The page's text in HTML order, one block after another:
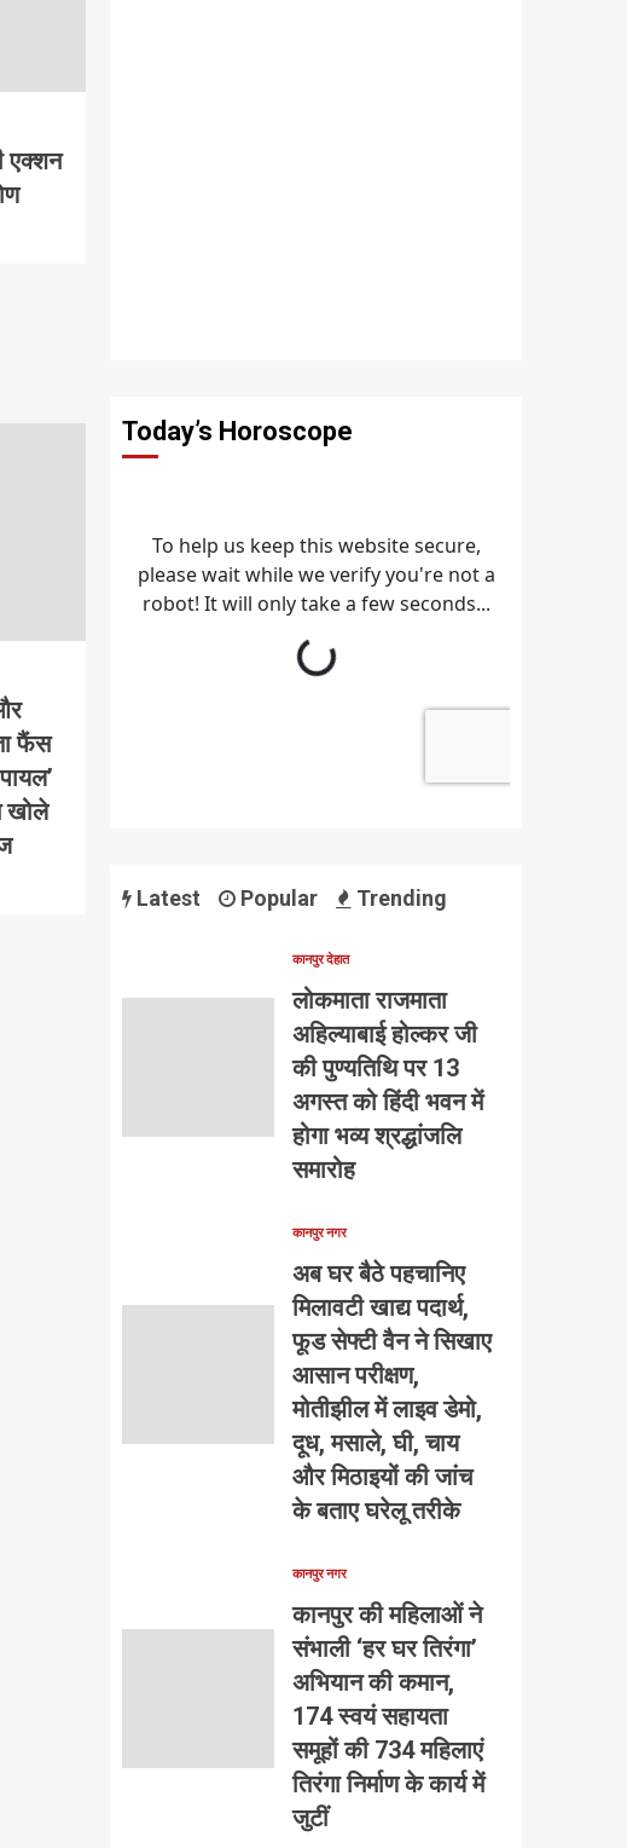
एक्शन
फैंस
खोले
Today’s Horoscope
Latest Popular Trending
कानपुर देहात
लोकमाता राजमाता
अहिल्याबाई होल्कर जी
की पुण्यतिथि पर 13
अगस्त को हिंदी भवन में
होगा भव्य श्रद्धांजलि
समारोह
कानपुर नगर
अब घर बैठे पहचानिए
मिलावटी खाद्य पदार्थ,
फूड सेफ्टी वैन ने सिखाए
आसान परीक्षण,
मोतीझील में लाइव डेमो,
दूध, मसाले, घी, चाय
और मिठाइयों की जांच
के बताए घरेलू तरीके
कानपुर नगर
कानपुर की महिलाओं ने
संभाली ‘हर घर तिरंगा’
अभियान की कमान,
174 स्वयं सहायता
समूहों की 734 महिलाएं
तिरंगा निर्माण के कार्य में
जुटीं